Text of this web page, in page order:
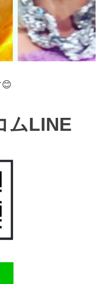
😊
ムLINE